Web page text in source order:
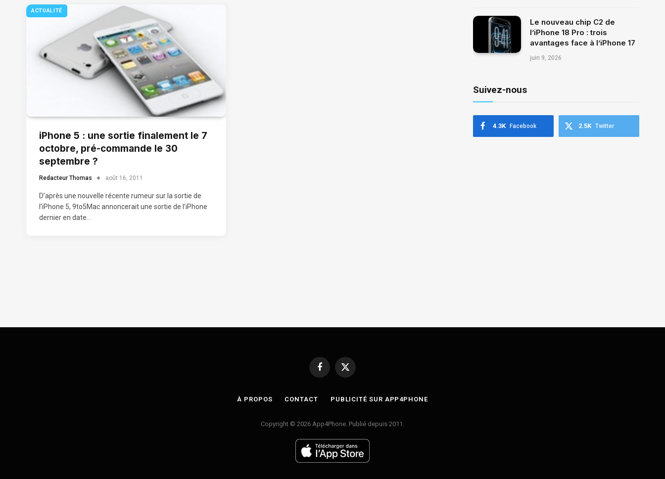
ACTUALITÉ
iPhone 5 : une sortie finalement le 7
octobre, pré-commande le 30
septembre ?
Redacteur Thomas août 16, 2011
D’après une nouvelle récente rumeur sur la sortie de
l’iPhone 5, 9to5Mac annoncerait une sortie de l’iPhone
dernier en date…
Le nouveau chip C2 de
l’iPhone 18 Pro : trois
avantages face à l’iPhone 17
juin 9, 2026
Suivez-nous
Facebook
4.3K Twitter
2.5K
Facebook
X
À PROPOS CONTACT PUBLICITÉ SUR APP4PHONE
Copyright © 2026 App4Phone. Publié depuis 2011.